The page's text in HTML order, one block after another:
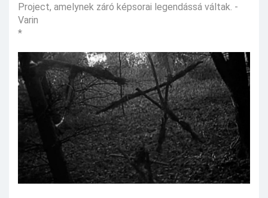
Project, amelynek záró képsorai legendássá váltak. -
Varin
*